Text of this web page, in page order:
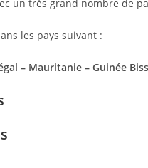
un très grand nombre de
les pays suivant :
– Mauritanie – Guinée